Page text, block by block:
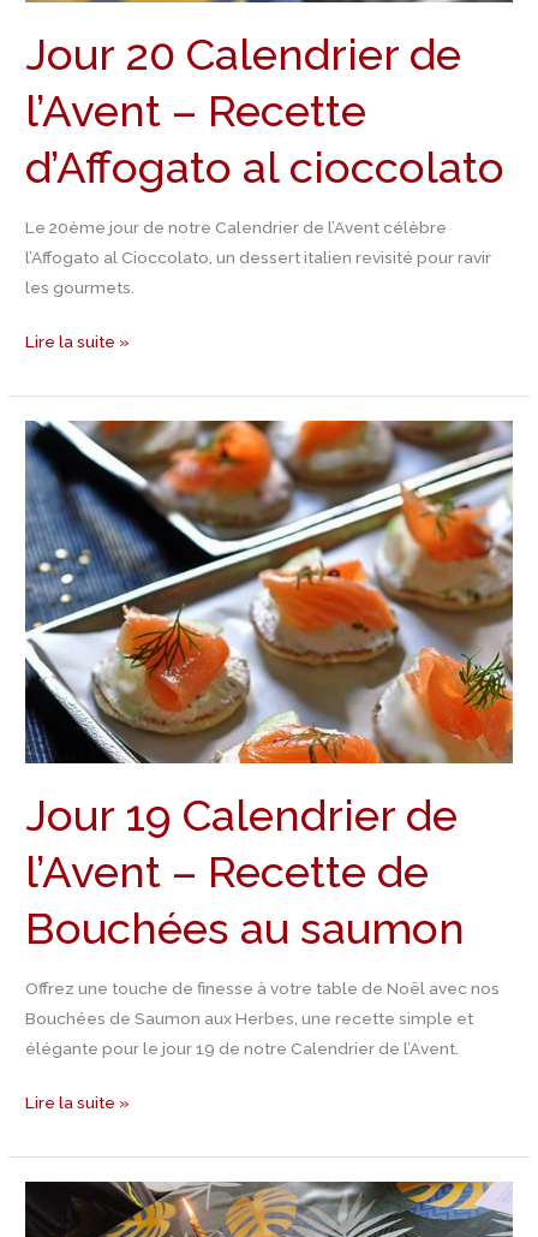
Jour 20 Calendrier de
l’Avent – Recette
d’Affogato al cioccolato
Le 20ème jour de notre Calendrier de l’Avent célèbre
l’Affogato al Cioccolato, un dessert italien revisité pour ravir
les gourmets.
Lire la suite »
Jour 19 Calendrier de
l’Avent – Recette de
Bouchées au saumon
Offrez une touche de finesse à votre table de Noël avec nos
Bouchées de Saumon aux Herbes, une recette simple et
élégante pour le jour 19 de notre Calendrier de l’Avent.
Jour
19
Calendrier
de
l’Avent
–
Recette
de
Bouchées
au
saumon
Lire la suite »